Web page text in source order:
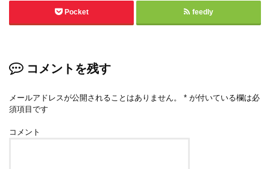
Pocket feedly
コメントを残す
メールアドレスが公開されることはありません。 * が付いている欄は必
須項目です
コメント